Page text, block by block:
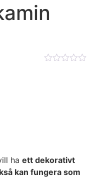
ha ett dekorativt
kan fungera som